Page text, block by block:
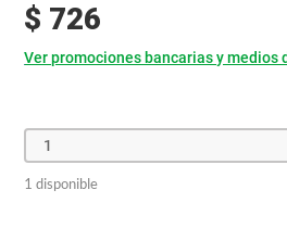
$ 726
Ver promociones bancarias y medios
1
1 disponible